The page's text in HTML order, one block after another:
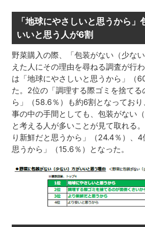
「地球にやさしいと思うから」
いいと思う人が6割
野菜購入の際、「包装がない（少な
えた人にその理由を尋ねる調査が行
は「地球にやさしいと思うから」（
た。2位の「調理する際ゴミを捨てる
ら」（58.6％）も約6割となってお
事の中の手間としても、包装がない
と考える人が多いことが見て取れる
り新鮮だと思うから」（24.4％）、4
思うから」（15.6％）となった。